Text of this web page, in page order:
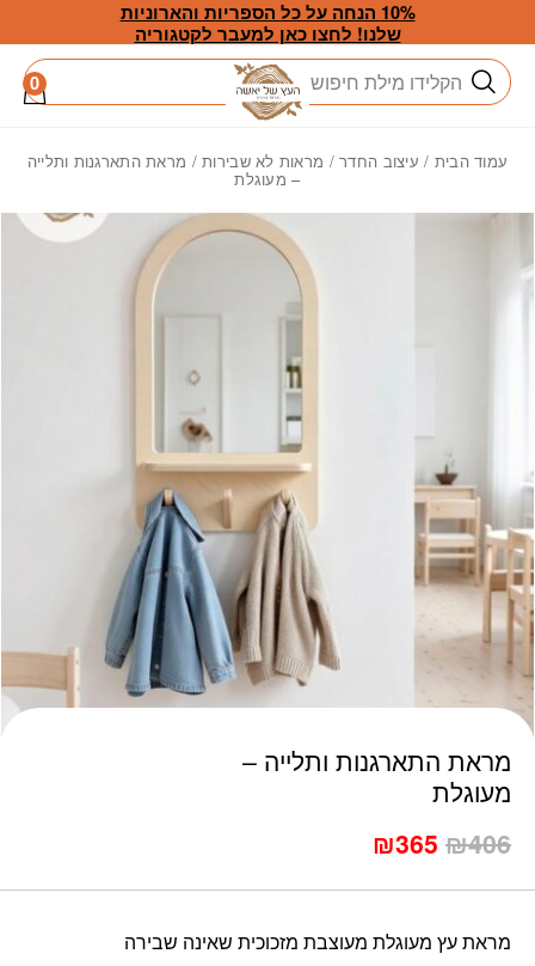
Skip to Content
10% הנחה על כל הספריות והארוניות
שלנו! לחצו כאן למעבר לקטגוריה
חיפוש 0
עמוד הבית / עיצוב החדר/ מראות לא שבירות/ מראת התארגנות ותלייה
– מעוגלת
מראת התארגנות ותלייה –
מעוגלת
₪406
₪365
מראת עץ מעוגלת מעוצבת מזכוכית שאינה שבירה
כמות מראת התארגנות ותלייה - מעוגלת